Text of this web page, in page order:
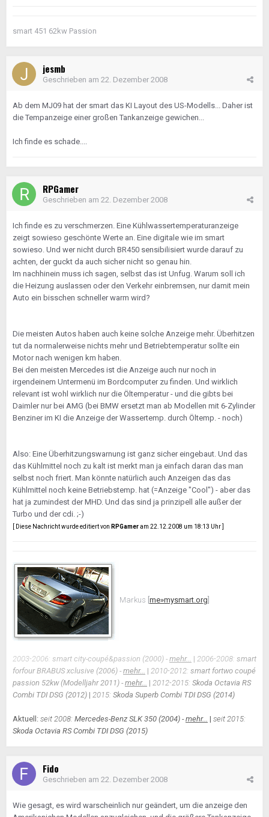
smart 451 62kw Passion
jesmb
Geschrieben am 22. Dezember 2008
Ab dem MJ09 hat der smart das KI Layout des US-Modells... Daher ist
die Tempanzeige einer großen Tankanzeige gewichen...
Ich finde es schade....
RPGamer
Geschrieben am 22. Dezember 2008
Ich finde es zu verschmerzen. Eine Kühlwassertemperaturanzeige
zeigt sowieso geschönte Werte an. Eine digitale wie im smart
sowieso. Und wer nicht durch BR450 sensibilisiert wurde darauf zu
achten, der guckt da auch sicher nicht so genau hin.
Im nachhinein muss ich sagen, selbst das ist Unfug. Warum soll ich
die Heizung auslassen oder den Verkehr einbremsen, nur damit mein
Auto ein bisschen schneller warm wird?
Die meisten Autos haben auch keine solche Anzeige mehr. Überhitzen
tut da normalerweise nichts mehr und Betriebtemperatur sollte ein
Motor nach wenigen km haben.
Bei den meisten Mercedes ist die Anzeige auch nur noch in
irgendeinem Untermenü im Bordcomputer zu finden. Und wirklich
relevant ist wohl wirklich nur die Öltemperatur - und die gibts bei
Daimler nur bei AMG (bei BMW ersetzt man ab Modellen mit 6-Zylinder
Benziner im KI die Anzeige der Wassertemp. durch Öltemp. - noch)
Also: Eine Überhitzungswarnung ist ganz sicher eingebaut. Und das
das Kühlmittel noch zu kalt ist merkt man ja einfach daran das man
selbst noch friert. Man könnte natürlich auch Anzeigen das das
Kühlmittel noch keine Betriebstemp. hat (=Anzeige "Cool") - aber das
hat ja zumindest der MHD. Und das sind ja prinzipell alle außer der
Turbo und der cdi. ;-)
[ Diese Nachricht wurde editiert von RPGameram 22.12.2008 um 18:13 Uhr ]
Markus me»mysmart.org
2003-2006: smart city-coupé&passion (2000) - mehr... | 2006-2008: smart
forfour BRABUS xclusive (2006) - mehr... | 2010-2012: smart fortwo coupé
passion 52kw (Modelljahr 2011) -mehr... | 2012-2015: Skoda Octavia RS
Combi TDI DSG (2012) | 2015: Skoda Superb Combi TDI DSG (2014)
Aktuell: seit 2008: Mercedes-Benz SLK 350 (2004) -mehr... | seit 2015:
Skoda Octavia RS Combi TDI DSG (2015)
Fido
Geschrieben am 22. Dezember 2008
Wie gesagt, es wird warscheinlich nur geändert, um die anzeige den